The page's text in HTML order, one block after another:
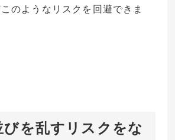
のようなリスクを回避できま
を乱すリスクをな